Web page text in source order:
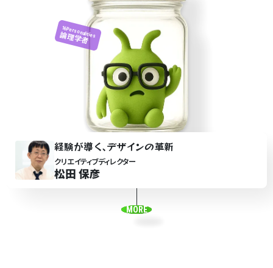
16Personalities
論理学者
経験が導く､デザインの革新
クリエイティブディレクター
松田 保彦
MORE